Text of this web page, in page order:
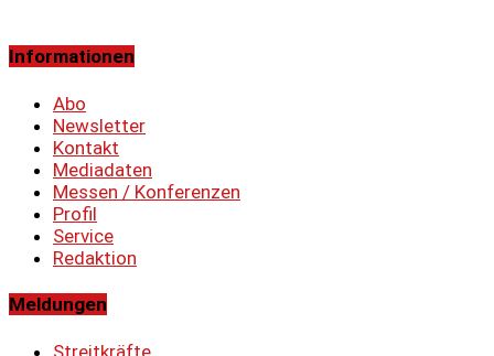
Informationen
Abo
Newsletter
Kontakt
Mediadaten
Messen / Konferenzen
Profil
Service
Redaktion
Meldungen
Streitkräfte